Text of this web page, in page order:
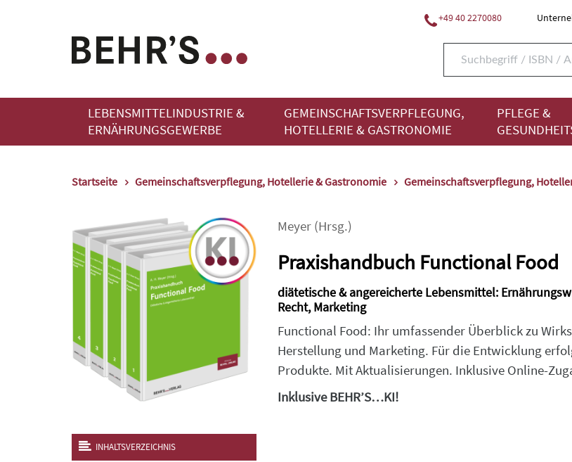
+49 40 2270080
LEBENSMITTELINDUSTRIE &
ERNÄHRUNGSGEWERBE
GEMEINSCHAFTSVERPFLEGUNG,
HOTELLERIE & GASTRONOMIE
PFLEGE &
Startseite Gemeinschaftsverpflegung, Hotellerie & Gastronomie Gemeinschaftsverpflegung,
INHALTSVERZEICHNIS
Meyer(Hrsg.)
Praxishandbuch Functional Food
diätetische & angereicherte Lebensmittel:
Recht, Marketing
Functional Food: Ihr umfassender Überblick zu
Herstellung und Marketing. Für die Entwicklung
Produkte. Mit Aktualisierungen. Inklusive Online-
Inklusive BEHR’S…KI!